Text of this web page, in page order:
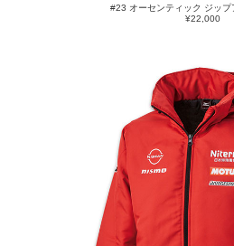
#23 オーセンティック ジップ
¥22,000